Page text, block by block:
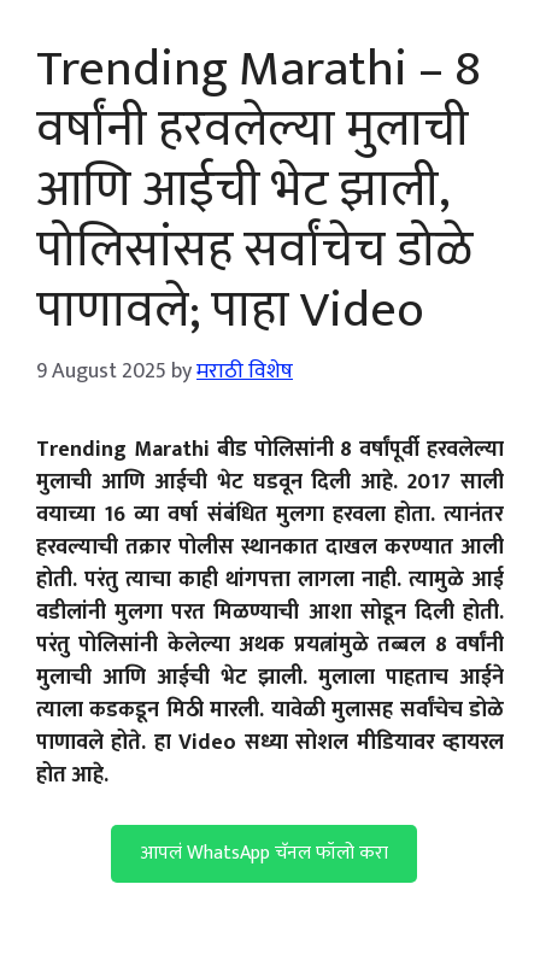
Trending Marathi – 8
वर्षांनी हरवलेल्या मुलाची
आणि आईची भेट झाली,
पोलिसांसह सर्वांचेच डोळे
पाणावले; पाहा Video
9 August 2025 byमराठी विशेष
Trending Marathi बीड पोलिसांनी 8 वर्षांपूर्वी हरवलेल्या
मुलाची आणि आईची भेट घडवून दिली आहे. 2017 साली
वयाच्या 16 व्या वर्षा संबंधित मुलगा हरवला होता. त्यानंतर
हरवल्याची तक्रार पोलीस स्थानकात दाखल करण्यात आली
होती. परंतु त्याचा काही थांगपत्ता लागला नाही. त्यामुळे आई
वडीलांनी मुलगा परत मिळण्याची आशा सोडून दिली होती.
परंतु पोलिसांनी केलेल्या अथक प्रयत्नांमुळे तब्बल 8 वर्षांनी
मुलाची आणि आईची भेट झाली. मुलाला पाहताच आईने
त्याला कडकडून मिठी मारली. यावेळी मुलासह सर्वांचेच डोळे
पाणावले होते. हा Video सध्या सोशल मीडियावर व्हायरल
होत आहे.
आपलं WhatsApp चॅनल फॉलो करा